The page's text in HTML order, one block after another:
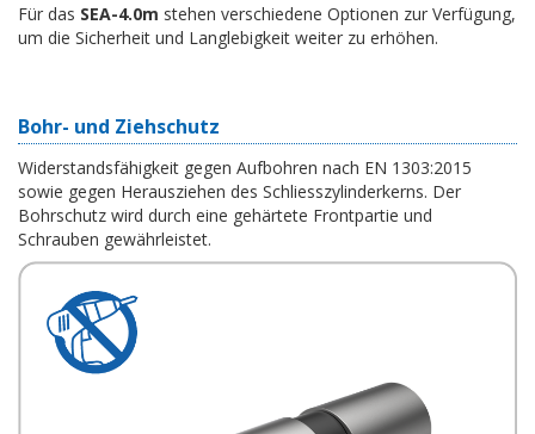
Für das SEA-4.0m stehen verschiedene Optionen zur Verfügung,
um die Sicherheit und Langlebigkeit weiter zu erhöhen.
Bohr- und Ziehschutz
Widerstandsfähigkeit gegen Aufbohren nach EN 1303:2015
sowie gegen Herausziehen des Schliesszylinderkerns. Der
Bohrschutz wird durch eine gehärtete Frontpartie und
Schrauben gewährleistet.